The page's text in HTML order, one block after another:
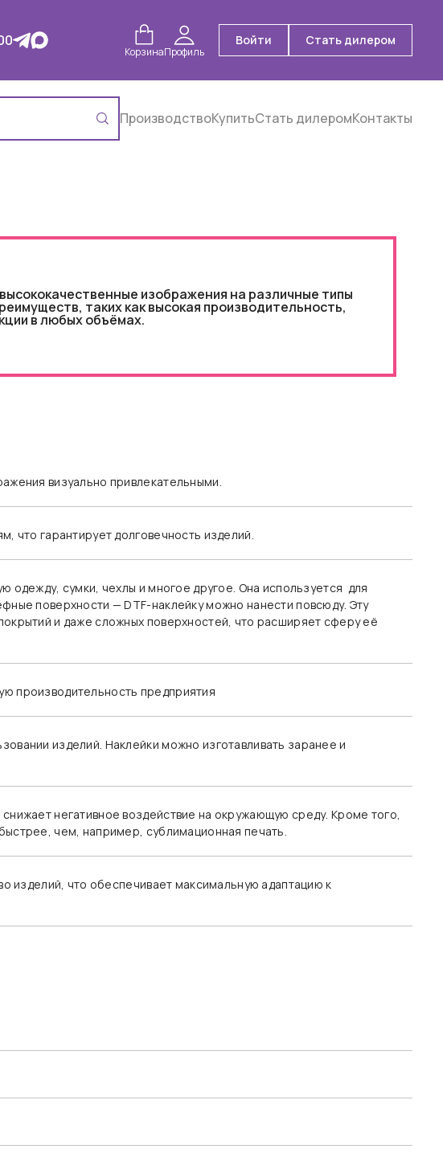
КорзинаПрофиль
Войти Стать дилером
ПроизводствоКупитьСтать дилеромКонтакты
изображения на различные типы
таких как высокая производительность,
в любых объёмах.
визуально привлекательными.
что гарантирует долговечность изделий.
одежду, сумки, чехлы и многое другое. Она используется для
поверхности — DTF-наклейку можно нанести повсюду. Эту
и даже сложных поверхностей, что расширяет сферу её
производительность предприятия
изделий. Наклейки можно изготавливать заранее и
негативное воздействие на окружающую среду. Кроме того,
чем, например, сублимационная печать.
изделий, что обеспечивает максимальную адаптацию к